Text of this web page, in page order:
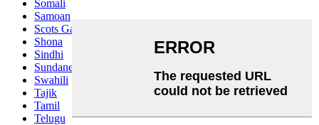
Somali
Samoan
Scots Gaelic
Shona
Sindhi
Sundanese
Swahili
Tajik
Tamil
Telugu